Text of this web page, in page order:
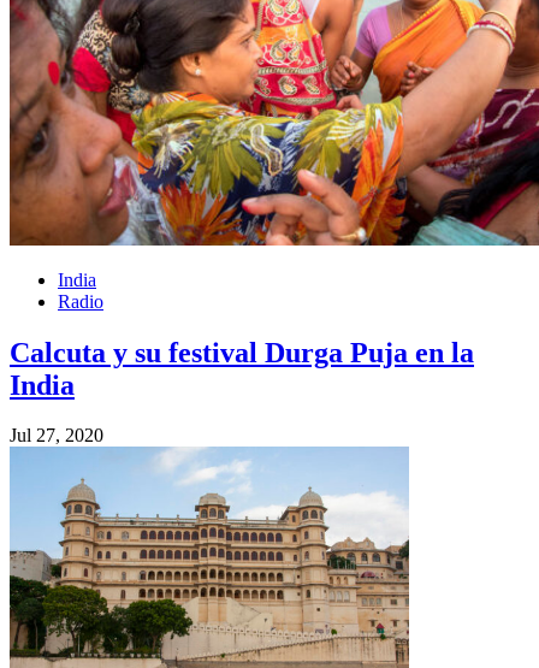
India
Radio
Calcuta y su festival Durga Puja en la
India
Jul 27, 2020